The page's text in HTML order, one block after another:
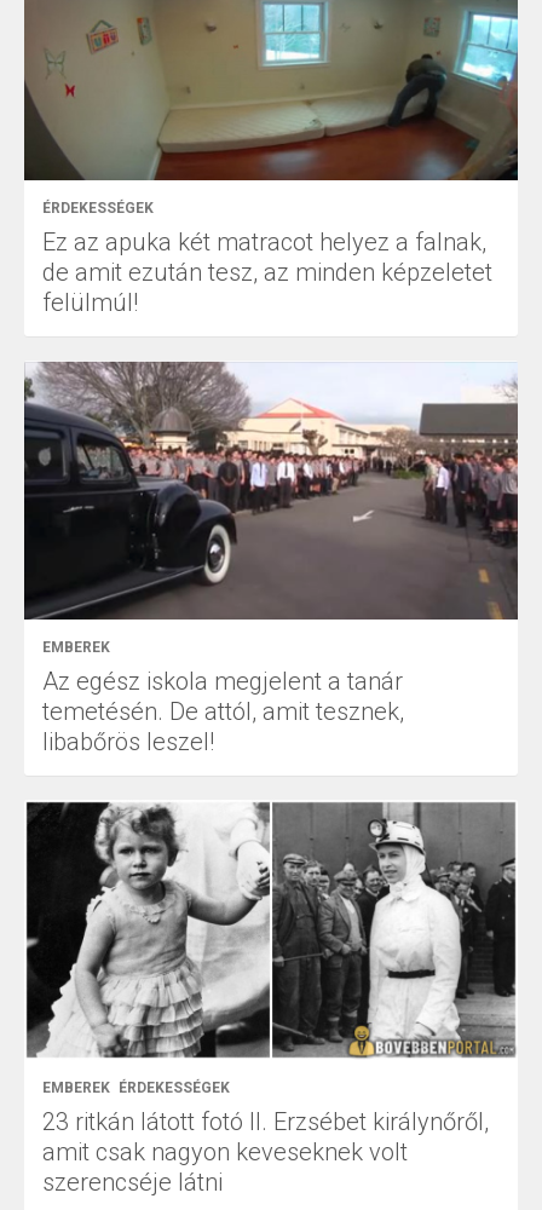
ÉRDEKESSÉGEK
Ez az apuka két matracot helyez a falnak,
de amit ezután tesz, az minden képzeletet
felülmúl!
EMBEREK
Az egész iskola megjelent a tanár
temetésén. De attól, amit tesznek,
libabőrös leszel!
EMBEREK ÉRDEKESSÉGEK
23 ritkán látott fotó II. Erzsébet királynőről,
amit csak nagyon keveseknek volt
szerencséje látni